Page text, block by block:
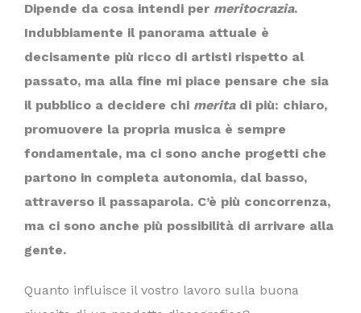
Dipende da cosa intendi per meritocrazia.
Indubbiamente il panorama attuale è
decisamente più ricco di artisti rispetto al
passato, ma alla fine mi piace pensare che sia
il pubblico a decidere chi meritadi più: chiaro,
promuovere la propria musica è sempre
fondamentale, ma ci sono anche progetti che
partono in completa autonomia, dal basso,
attraverso il passaparola. C’è più concorrenza,
ma ci sono anche più possibilità di arrivare alla
gente.
Quanto influisce il vostro lavoro sulla buona